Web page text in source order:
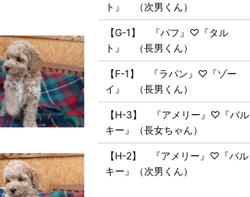
ト』 （次男くん）
【G-1】 『パフ』♡『タル
ト』 （長男くん）
【F-1】 『ラパン』♡『ゾー
イ』 （長男くん）
【H-3】 『アメリー』♡『バル
キー』（長女ちゃん）
【H-2】 『アメリー』♡『バル
キー』（次男くん）